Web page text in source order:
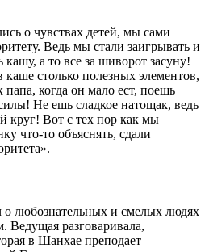
о чувствах детей, мы сами
Ведь мы стали заигрывать и
кашу, а то все за шиворот засуну!
каше столько полезных элементов,
когда он мало ест, поешь
Не ешь сладкое натощак, ведь
круг! Вот с тех пор как мы
что-то объяснять, сдали
любознательных и смелых людях
Ведущая разговаривала,
в Шанхае преподает